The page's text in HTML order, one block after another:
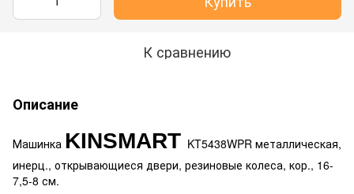
К сравнению
Описание
Машинка KINSMART KT5438WPR металлическая,
инерц., открывающиеся двери, резиновые колеса, кор., 16-
7,5-8 см.